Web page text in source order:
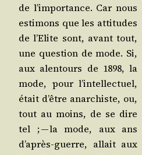
de l’im­por­tance. Car nous
esti­mons que les atti­tudes
de l’E­lite sont, avant tout,
une ques­tion de mode. Si,
aux alen­tours de 1898, la
mode, pour l’in­tel­lec­tuel,
était d’être anar­chiste, ou,
tout au moins, de se dire
tel ; — la mode, aux ans
d’a­près-guerre, allait aux